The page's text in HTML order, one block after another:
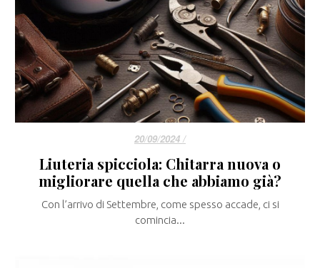
20/09/2024 /
Liuteria spicciola: Chitarra nuova o
migliorare quella che abbiamo già?
Con l’arrivo di Settembre, come spesso accade, ci si
comincia...